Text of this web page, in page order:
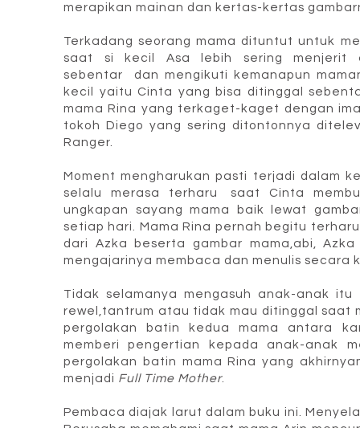
merapikan mainan dan kertas-kertas
Terkadang seorang mama dituntut untuk
saat si kecil Asa lebih sering menjerit
sebentar dan mengikuti kemanapun
kecil yaitu Cinta yang bisa ditinggal
mama Rina yang terkaget-kaget dengan
tokoh Diego yang sering ditontonnya
Ranger.
Moment mengharukan pasti terjadi dalam
selalu merasa terharu saat Cinta
ungkapan sayang mama baik lewat
setiap hari. Mama Rina pernah begitu
dari Azka beserta gambar mama,abi,
mengajarinya membaca dan menulis secara
Tidak selamanya mengasuh anak-anak
rewel,tantrum atau tidak mau ditinggal saat
pergolakan batin kedua mama antara
memberi pengertian kepada anak-anak
pergolakan batin mama Rina yang
menjadi Full Time Mother.
Pembaca diajak larut dalam buku ini.